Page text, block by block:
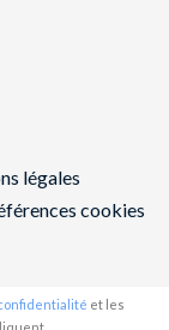
légales
cookies
et les